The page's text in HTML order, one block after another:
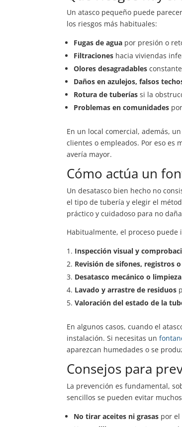
Un atasco pequeño puede
los riesgos más habituales:
Fugas de agua por presión o
Filtraciones hacia viviendas
Olores desagradables
Daños en azulejos, falsos
Rotura de tuberías si la
Problemas en comunidades
En un local comercial, además,
clientes o empleados. Por eso es
avería mayor.
Cómo actúa un
Un desatasco bien hecho no
el tipo de tubería y elegir el
práctico y cuidadoso para no
Habitualmente, el proceso puede
Inspección visual y
Revisión de sifones, registros
Desatasco mecánico o
Lavado y arrastre de residuos
Valoración del estado de la
En algunos casos, cuando el
instalación. Si necesitas un
aparezcan humedades o se
Consejos para
La prevención es fundamental,
sencillos se pueden evitar
No tirar aceites ni grasas por el